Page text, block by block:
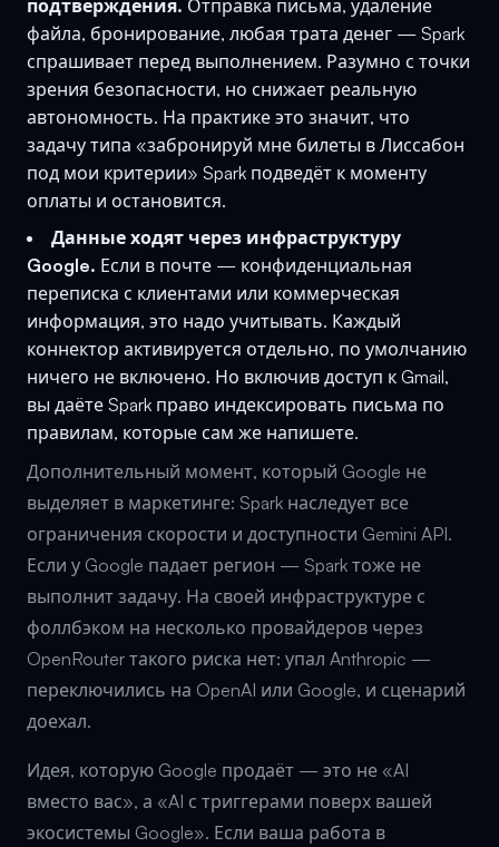
подтверждения. Отправка письма, удаление
файла, бронирование, любая трата денег — Spark
спрашивает перед выполнением. Разумно с точки
зрения безопасности, но снижает реальную
автономность. На практике это значит, что
задачу типа «забронируй мне билеты в Лиссабон
под мои критерии» Spark подведёт к моменту
оплаты и остановится.
Данные ходят через инфраструктуру
Google. Если в почте — конфиденциальная
переписка с клиентами или коммерческая
информация, это надо учитывать. Каждый
коннектор активируется отдельно, по умолчанию
ничего не включено. Но включив доступ к Gmail,
вы даёте Spark право индексировать письма по
правилам, которые сам же напишете.
Дополнительный момент, который Google не
выделяет в маркетинге: Spark наследует все
ограничения скорости и доступности Gemini API.
Если у Google падает регион — Spark тоже не
выполнит задачу. На своей инфраструктуре с
фоллбэком на несколько провайдеров через
OpenRouter такого риска нет: упал Anthropic —
переключились на OpenAI или Google, и сценарий
доехал.
Идея, которую Google продаёт — это не «AI
вместо вас», а «AI с триггерами поверх вашей
экосистемы Google». Если ваша работа в